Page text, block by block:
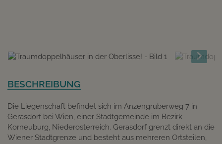
BESCHREIBUNG
Die Liegenschaft befindet sich im Anzengruberweg 7 in
Gerasdorf bei Wien, einer Stadtgemeinde im Bezirk
Korneuburg, Niederösterreich. Gerasdorf grenzt direkt an die
Wiener Stadtgrenze und besteht aus mehreren Ortsteilen,